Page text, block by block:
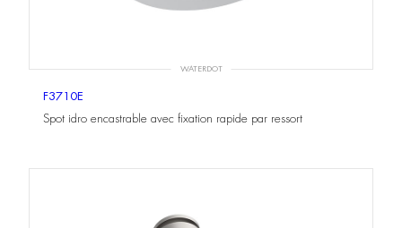
WATERDOT
F3710E
Spot idro encastrable avec fixation rapide par ressort